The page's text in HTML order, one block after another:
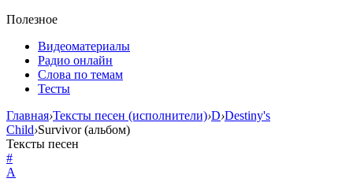
Полезное
Видеоматериалы
Радио онлайн
Слова по темам
Тесты
Главная›Тексты песен (исполнители)›D›Destiny's
Child›Survivor (альбом)
Тексты песен
#
A